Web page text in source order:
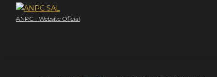
ANPC - Website Oficial